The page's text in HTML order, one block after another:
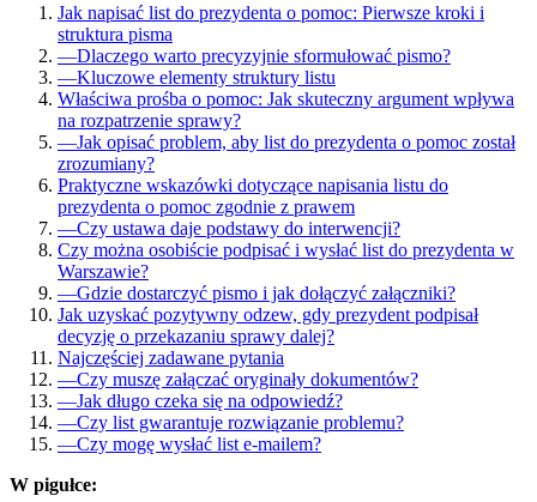
Jak napisać list do prezydenta o pomoc: Pierwsze kroki i
struktura pisma
—Dlaczego warto precyzyjnie sformułować pismo?
—Kluczowe elementy struktury listu
Właściwa prośba o pomoc: Jak skuteczny argument wpływa
na rozpatrzenie sprawy?
—Jak opisać problem, aby list do prezydenta o pomoc został
zrozumiany?
Praktyczne wskazówki dotyczące napisania listu do
prezydenta o pomoc zgodnie z prawem
—Czy ustawa daje podstawy do interwencji?
Czy można osobiście podpisać i wysłać list do prezydenta w
Warszawie?
—Gdzie dostarczyć pismo i jak dołączyć załączniki?
Jak uzyskać pozytywny odzew, gdy prezydent podpisał
decyzję o przekazaniu sprawy dalej?
Najczęściej zadawane pytania
—Czy muszę załączać oryginały dokumentów?
—Jak długo czeka się na odpowiedź?
—Czy list gwarantuje rozwiązanie problemu?
—Czy mogę wysłać list e-mailem?
W pigułce: